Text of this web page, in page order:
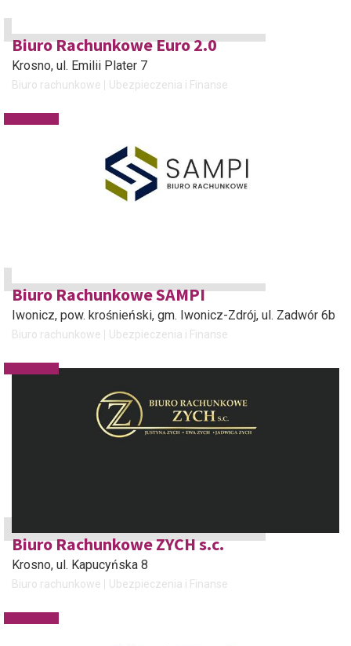
Biuro Rachunkowe Euro 2.0
Krosno, ul. Emilii Plater 7
Biuro rachunkowe Ubezpieczenia i Finanse
Biuro Rachunkowe SAMPI
Iwonicz, pow. krośnieński, gm. Iwonicz-Zdrój, ul. Zadwór 6b
Biuro rachunkowe Ubezpieczenia i Finanse
Biuro Rachunkowe ZYCH s.c.
Krosno, ul. Kapucyńska 8
Biuro rachunkowe Ubezpieczenia i Finanse